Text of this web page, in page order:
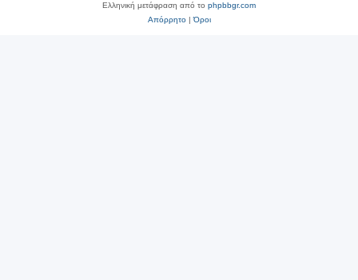
Ελληνική μετάφραση από το phpbbgr.com
Απόρρητο|Όροι